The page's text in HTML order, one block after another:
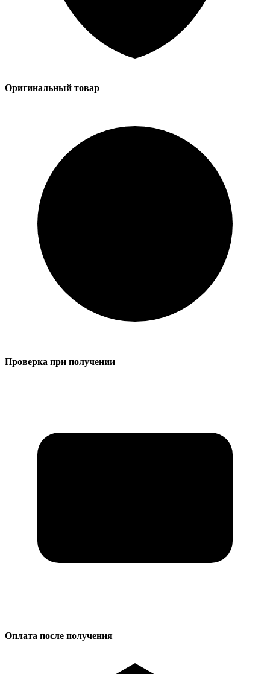
Оригинальный товар
Проверка при получении
Оплата после получения